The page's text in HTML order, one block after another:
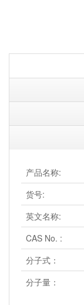
产品名称:
货号:
英文名称:
CAS No. :
分子式：
分子量：